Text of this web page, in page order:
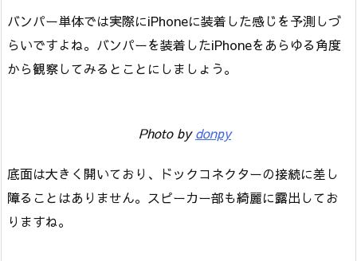
バンパー単体では実際にiPhoneに装着した感じを予測しづ
らいですよね。バンパーを装着したiPhoneをあらゆる角度
から観察してみるとことにしましょう。
Photo bydonpy
底面は大きく開いており、ドックコネクターの接続に差し
障ることはありません。スピーカー部も綺麗に露出してお
りますね。